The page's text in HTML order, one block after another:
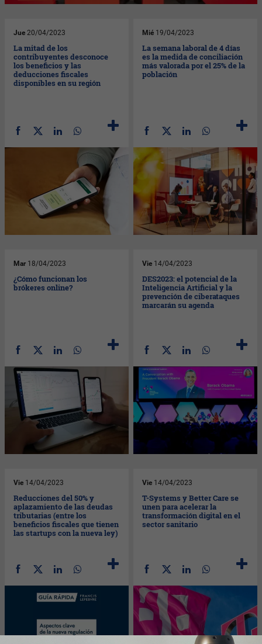
Jue 20/04/2023
La mitad de los
contribuyentes desconoce
los beneficios y las
deducciones fiscales
disponibles en su región
Mié 19/04/2023
La semana laboral de 4 días
es la medida de conciliación
más valorada por el 25% de la
población
Mar 18/04/2023
¿Cómo funcionan los
brókeres online?
Vie 14/04/2023
DES2023: el potencial de la
Inteligencia Artificial y la
prevención de ciberataques
marcarán su agenda
Vie 14/04/2023
Reducciones del 50% y
aplazamiento de las deudas
tributarias (entre los
beneficios fiscales que tienen
las startups con la nueva ley)
Vie 14/04/2023
T-Systems y Better Care se
unen para acelerar la
transformación digital en el
sector sanitario